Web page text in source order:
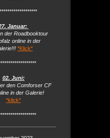
Januar:
der Roadbooktour
online in der
*Klick*
02. Juni:
den Comforser CF
in der Galerie!
*klick*